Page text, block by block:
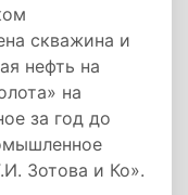
скважина и
нефть на
на
за год до
Зотова и Ко».